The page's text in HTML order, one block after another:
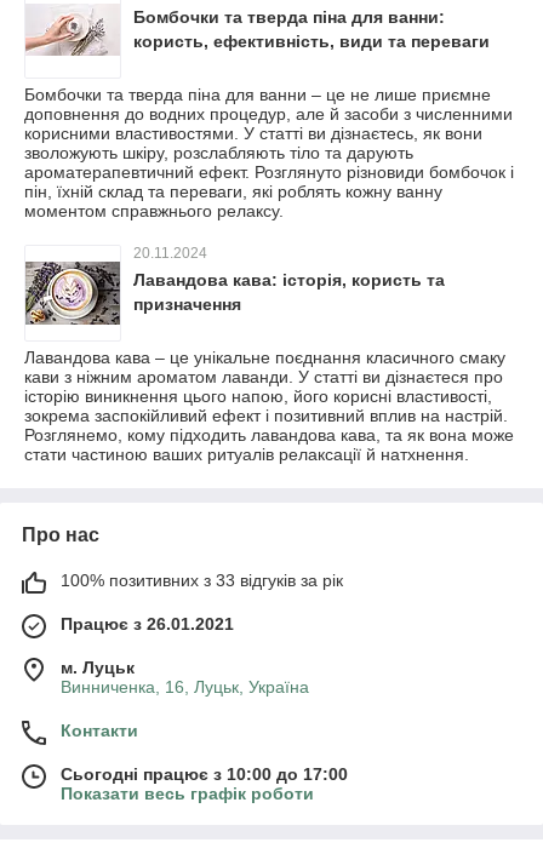
Бомбочки та тверда піна для ванни:
користь, ефективність, види та переваги
Бомбочки та тверда піна для ванни – це не лише приємне
доповнення до водних процедур, але й засоби з численними
корисними властивостями. У статті ви дізнаєтесь, як вони
зволожують шкіру, розслабляють тіло та дарують
ароматерапевтичний ефект. Розглянуто різновиди бомбочок і
пін, їхній склад та переваги, які роблять кожну ванну
моментом справжнього релаксу.
20.11.2024
Лавандова кава: історія, користь та
призначення
Лавандова кава – це унікальне поєднання класичного смаку
кави з ніжним ароматом лаванди. У статті ви дізнаєтеся про
історію виникнення цього напою, його корисні властивості,
зокрема заспокійливий ефект і позитивний вплив на настрій.
Розглянемо, кому підходить лавандова кава, та як вона може
стати частиною ваших ритуалів релаксації й натхнення.
Про нас
100% позитивних з 33 відгуків за рік
Працює з 26.01.2021
м. Луцьк
Винниченка, 16, Луцьк, Україна
Контакти
Сьогодні працює з 10:00 до 17:00
Показати весь графік роботи